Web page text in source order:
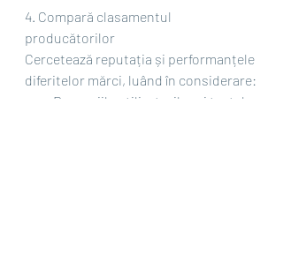
4. Compară clasamentul
producătorilor
Cercetează reputația și performanțele
diferitelor mărci, luând în considerare:
Recenziile utilizatorilor și testele